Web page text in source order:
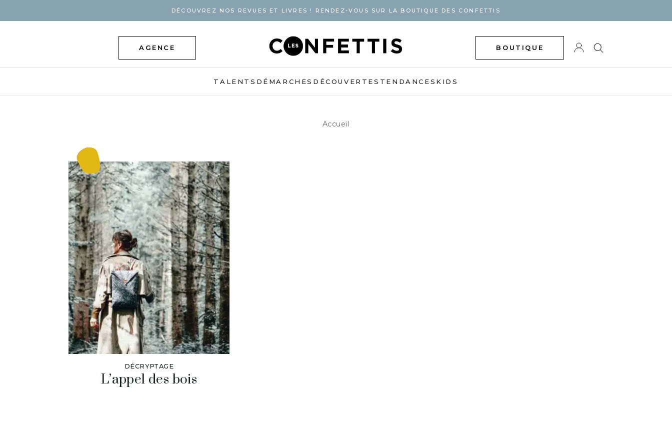
DÉCOUVREZ NOS REVUES ET LIVRES ! RENDEZ-VOUS SUR LA BOUTIQUE DES CONFETTIS
AGENCE BOUTIQUE
TALENTS DÉMARCHES DÉCOUVERTES TENDANCES KIDS
Accueil
DÉCRYPTAGE
L’appel des bois